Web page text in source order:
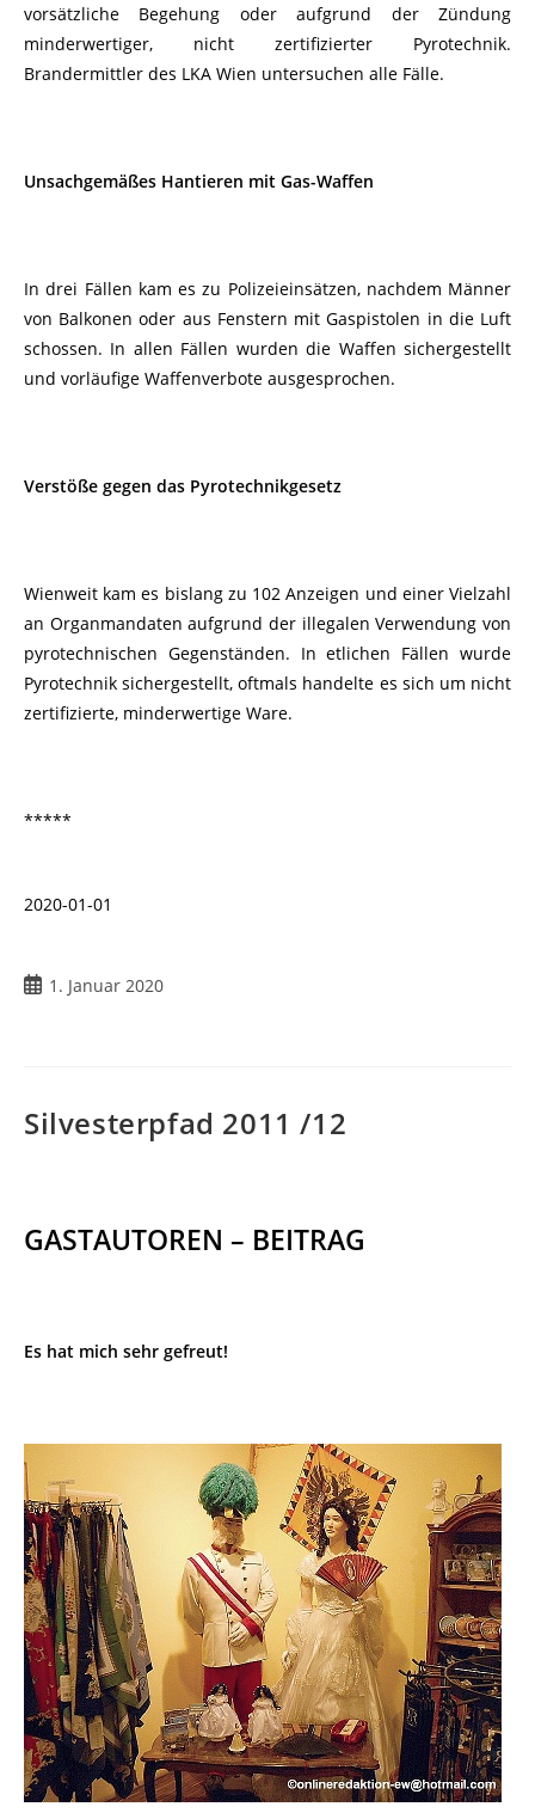
vorsätzliche Begehung oder aufgrund der Zündung
minderwertiger, nicht zertifizierter Pyrotechnik.
Brandermittler des LKA Wien untersuchen alle Fälle.
Unsachgemäßes Hantieren mit Gas-Waffen
In drei Fällen kam es zu Polizeieinsätzen, nachdem Männer
von Balkonen oder aus Fenstern mit Gaspistolen in die Luft
schossen. In allen Fällen wurden die Waffen sichergestellt
und vorläufige Waffenverbote ausgesprochen.
Verstöße gegen das Pyrotechnikgesetz
Wienweit kam es bislang zu 102 Anzeigen und einer Vielzahl
an Organmandaten aufgrund der illegalen Verwendung von
pyrotechnischen Gegenständen. In etlichen Fällen wurde
Pyrotechnik sichergestellt, oftmals handelte es sich um nicht
zertifizierte, minderwertige Ware.
*****
2020-01-01
1. Januar 2020
Silvesterpfad 2011 /12
GASTAUTOREN – BEITRAG
Es hat mich sehr gefreut!